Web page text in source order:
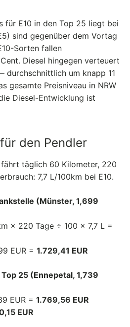
für E10 in den Top 25 liegt bei
sind gegenüber dem Vortag
Sorten fallen
Diesel hingegen verteuert
durchschnittlich um knapp 11
gesamte Preisniveau in NRW
Diesel-Entwicklung ist
den Pendler
fährt täglich 60 Kilometer, 220
7,7 L/100km bei E10.
(Münster, 1,699
× 220 Tage ÷ 100 × 7,7 L =
EUR = 1.729,41 EUR
25 (Ennepetal, 1,739
EUR = 1.769,56 EUR
EUR